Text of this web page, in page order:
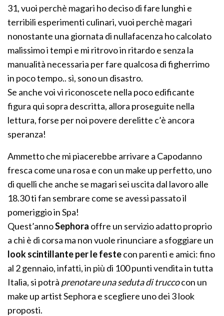
31, vuoi perchè magari ho deciso di fare lunghi e
terribili esperimenti culinari, vuoi perchè magari
nonostante una giornata di nullafacenza ho calcolato
malissimo i tempi e mi ritrovo in ritardo e senza la
manualità necessaria per fare qualcosa di figherrimo
in poco tempo.. sì, sono un disastro.
Se anche voi vi riconoscete nella poco edificante
figura qui sopra descritta, allora proseguite nella
lettura, forse per noi povere derelitte c’è ancora
speranza!
Ammetto che mi piacerebbe arrivare a Capodanno
fresca come una rosa e con un make up perfetto, uno
di quelli che anche se magari sei uscita dal lavoro alle
18.30 ti fan sembrare come se avessi passato il
pomeriggio in Spa!
Quest’annoSephora offre un servizio adatto proprio
a chi è di corsa ma non vuole rinunciare a sfoggiare un
look scintillante per le festecon parenti e amici: fino
al 2 gennaio, infatti, in più di 100 punti vendita in tutta
Italia, si potrà prenotare una seduta di truccocon un
make up artist Sephora e scegliere uno dei 3 look
proposti.